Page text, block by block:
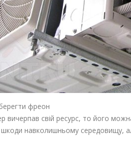
фреон
вичерпав свій ресурс, то його
навколишньому середовищу,